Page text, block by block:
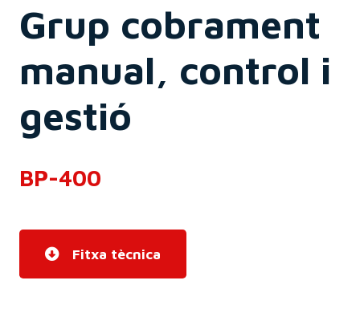
Grup cobrament
manual, control i
gestió
BP-400
Fitxa tècnica